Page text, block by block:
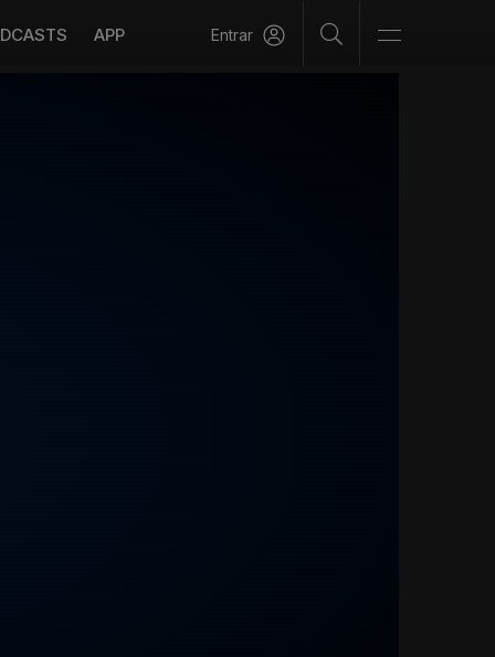
APP Entrar